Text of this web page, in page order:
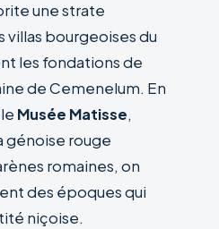
une strate
villas bourgeoises du
les fondations de
de Cemenelum. En
Musée Matisse,
génoise rouge
romaines, on
des époques qui
niçoise.